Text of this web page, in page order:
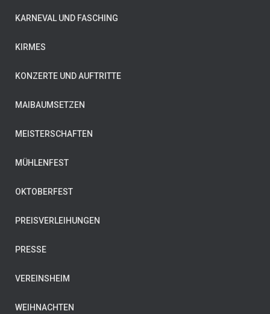
KARNEVAL UND FASCHING
KIRMES
KONZERTE UND AUFTRITTE
MAIBAUMSETZEN
MEISTERSCHAFTEN
MÜHLENFEST
OKTOBERFEST
PREISVERLEIHUNGEN
PRESSE
VEREINSHEIM
WEIHNACHTEN